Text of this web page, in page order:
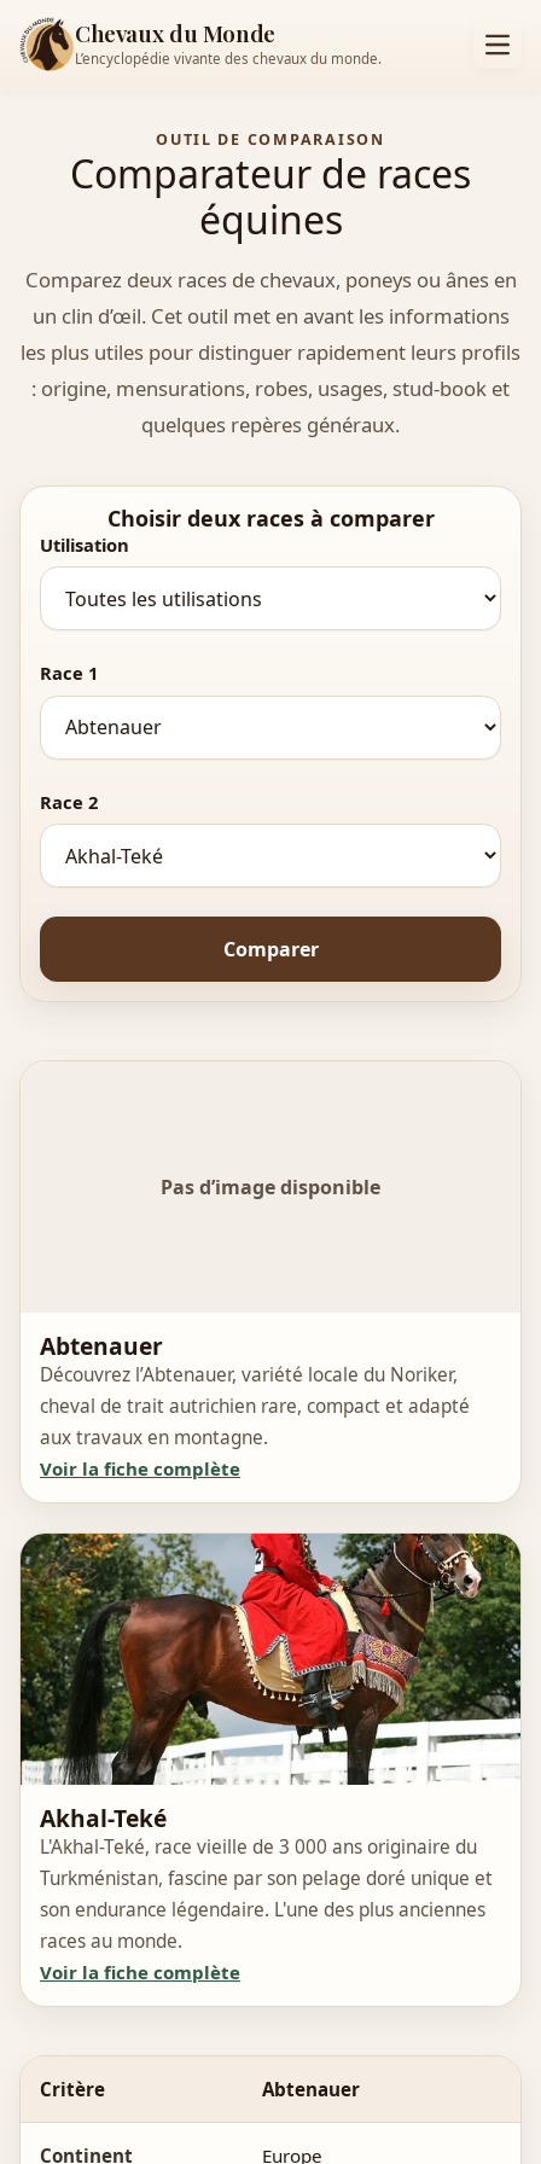
Chevaux du Monde
L’encyclopédie vivante des chevaux du monde.
OUTIL DE COMPARAISON
Comparateur de races
équines
Comparez deux races de chevaux, poneys ou ânes en
un clin d’œil. Cet outil met en avant les informations
les plus utiles pour distinguer rapidement leurs profils
: origine, mensurations, robes, usages, stud-book et
quelques repères généraux.
Choisir deux races à comparer
Utilisation
Race 1
Race 2
Comparer
Pas d’image disponible
Abtenauer
Découvrez l’Abtenauer, variété locale du Noriker,
cheval de trait autrichien rare, compact et adapté
aux travaux en montagne.
Voir la fiche complète
Akhal-Teké
L'Akhal-Teké, race vieille de 3 000 ans originaire du
Turkménistan, fascine par son pelage doré unique et
son endurance légendaire. L'une des plus anciennes
races au monde.
Voir la fiche complète
Critère Abtenauer
Continent Europe